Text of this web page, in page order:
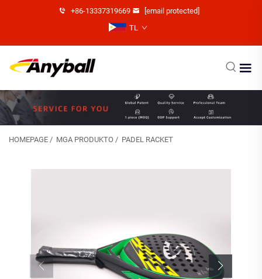
+86-13337319669
[email protected]
TL
HOMEPAGE / MGA PRODUKTO / PADEL RACKET